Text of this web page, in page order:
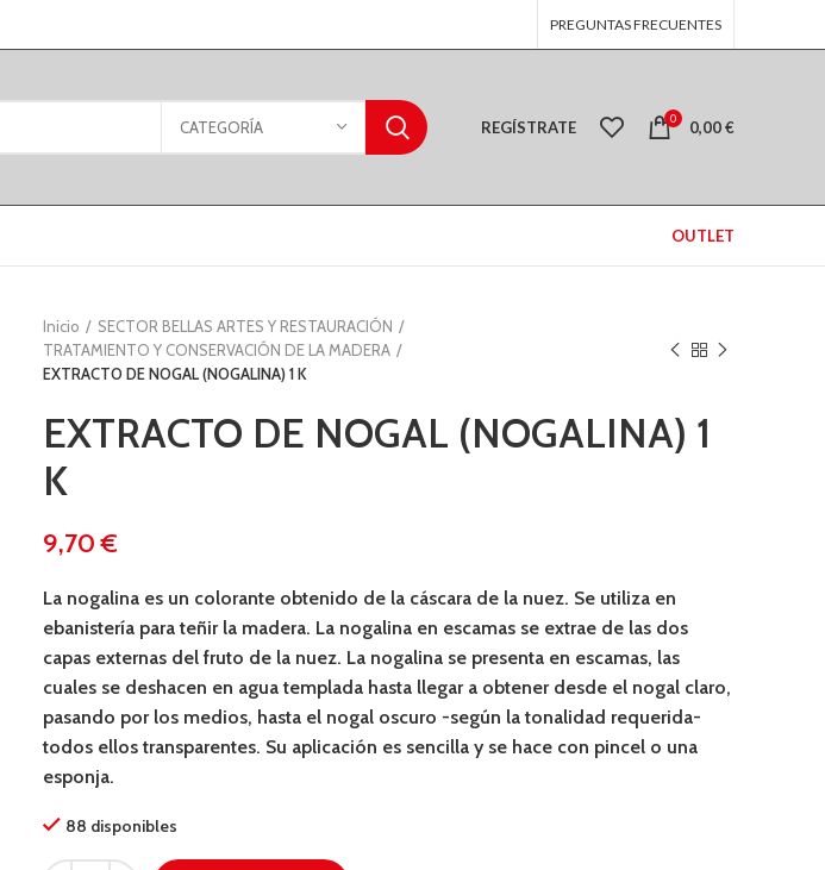
PREGUNTAS FRECUENTES
CATEGORÍA REGÍSTRATE 0 0,00€
OUTLET
Inicio
SECTOR BELLAS ARTES Y RESTAURACIÓN
TRATAMIENTO Y CONSERVACIÓN DE LA MADERA
EXTRACTO DE NOGAL (NOGALINA) 1 K
EXTRACTO DE NOGAL (NOGALINA) 1
K
€
La nogalina es un colorante obtenido de la cáscara de la nuez. Se utiliza en
ebanistería para teñir la madera. La nogalina en escamas se extrae de las dos
capas externas del fruto de la nuez. La nogalina se presenta en escamas, las
cuales se deshacen en agua templada hasta llegar a obtener desde el nogal claro,
pasando por los medios, hasta el nogal oscuro -según la tonalidad requerida-
todos ellos transparentes. Su aplicación es sencilla y se hace con pincel o una
esponja.
88 disponibles